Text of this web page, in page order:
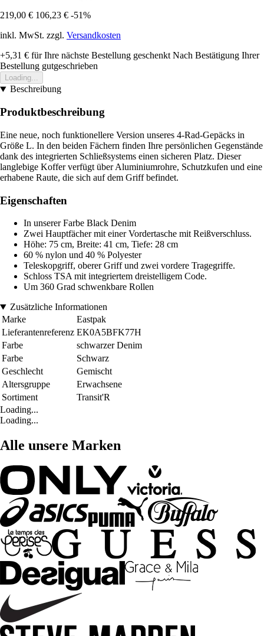
219,00 € 106,23 € -51%
inkl. MwSt. zzgl. Versandkosten
+5,31 € für Ihre nächste Bestellung geschenkt Nach Bestätigung Ihrer
Bestellung gutgeschrieben
Loading...
Beschreibung
Produktbeschreibung
Eine neue, noch funktionellere Version unseres 4-Rad-Gepäcks in
Größe L. In den beiden Fächern finden Ihre persönlichen Gegenstände
dank des integrierten Schließsystems einen sicheren Platz. Dieser
langlebige Koffer verfügt über Aluminiumrohre, Schutzkufen und eine
erhabene Raute, die sich auf dem Griff befindet.
Eigenschaften
In unserer Farbe Black Denim
Zwei Hauptfächer mit einer Vordertasche mit Reißverschluss.
Höhe: 75 cm, Breite: 41 cm, Tiefe: 28 cm
60 % nylon und 40 % Polyester
Teleskopgriff, oberer Griff und zwei vordere Tragegriffe.
Schloss TSA mit integriertem dreistelligem Code.
Um 360 Grad schwenkbare Rollen
Zusätzliche Informationen
Marke
Eastpak
Lieferantenreferenz EK0A5BFK77H
Farbe
schwarzer Denim
Farbe
Schwarz
Geschlecht
Gemischt
Altersgruppe
Erwachsene
Sortiment
Transit'R
Loading...
Loading...
Alle unsere Marken